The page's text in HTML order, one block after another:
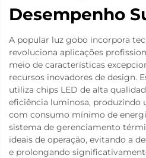
Desempenho
A popular luz gobo incorpora
revoluciona aplicações
meio de características
recursos inovadores de design.
utiliza chips LED de alta
eficiência luminosa,
com consumo mínimo de
sistema de gerenciamento
ideais de operação, evitando a
e prolongando